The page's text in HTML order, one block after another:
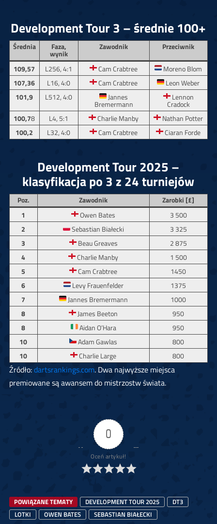
Development Tour 3 – średnie 100+
Średnia Faza,
wynik
Zawodnik Przeciwnik
109,57 L256, 4:1 Cam Crabtree
Moreno Blom
107,36
L16, 4:0 Cam Crabtree
Leon Weber
101,9
L512, 4:0 Jannes
Bremermann
Lennon
Cradock
100,78 L4, 5:1 Charlie Manby
Nathan Potter
100,2
L32, 4:0 Cam Crabtree Ciaran Forde
Development Tour 2025 –
klasyfikacja po 3 z 24 turniejów
Poz. Zawodnik
Zarobki [£]
1
Owen Bates
3 500
2
Sebastian Białecki
3 325
3
Beau Greaves
2 875
4
Charlie Manby
1 500
5
Cam Crabtree
1450
6
Levy Frauenfelder
1375
7
Jannes Bremermann
1000
8
James Beeton
950
8
Aidan O’Hara
950
10
Adam Gawlas
800
10
Charlie Large 800
Źródło:dartsrankings.com. Dwa najwyższe miejsca
premiowane są awansem do mistrzostw świata.
0
Oceń artykuł!
POWIĄZANE TEMATY DEVELOPMENT TOUR 2025
DT3
LOTKI
OWEN BATES SEBASTIAN BIAŁECKI